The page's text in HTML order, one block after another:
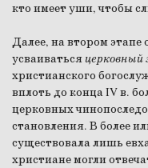
кто имеет уши, чтобы
Далее, на втором этапе
усваиваться
христианского
вплоть до конца IV в.
церковных
становления. В более
существовала лишь
христиане могли